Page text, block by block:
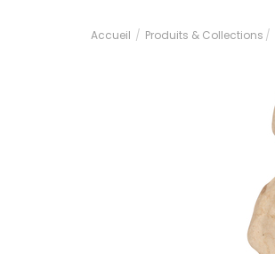
Accueil Produits & Collections